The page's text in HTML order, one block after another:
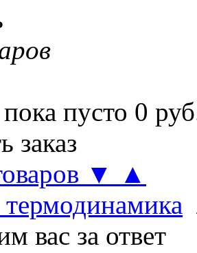
пока пусто 0
заказ
▼
▲
вас за ответ